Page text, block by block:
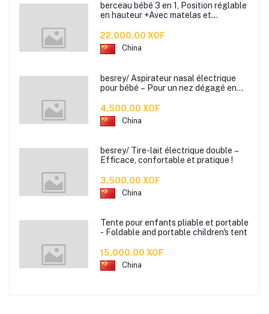
berceau bébé 3 en 1, Position réglable
en hauteur +Avec matelas et
22,000.00 XOF
China
besrey/ Aspirateur nasal électrique
pour bébé – Pour un nez dégagé en
4,500.00 XOF
China
besrey/ Tire-lait électrique double –
Efficace, confortable et pratique !
3,500.00 XOF
China
Tente pour enfants pliable et portable
- Foldable and portable children's tent
15,000.00 XOF
China